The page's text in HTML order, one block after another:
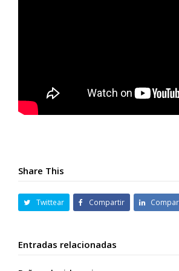
Share This
Twittear Compartir
Entradas relacionadas